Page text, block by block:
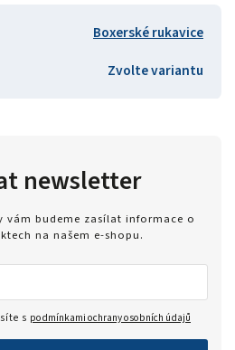
Boxerské rukavice
Zvolte variantu
newsletter
vám budeme zasílat informace o
na našem e-shopu.
s podmínkami ochrany osobních údajů